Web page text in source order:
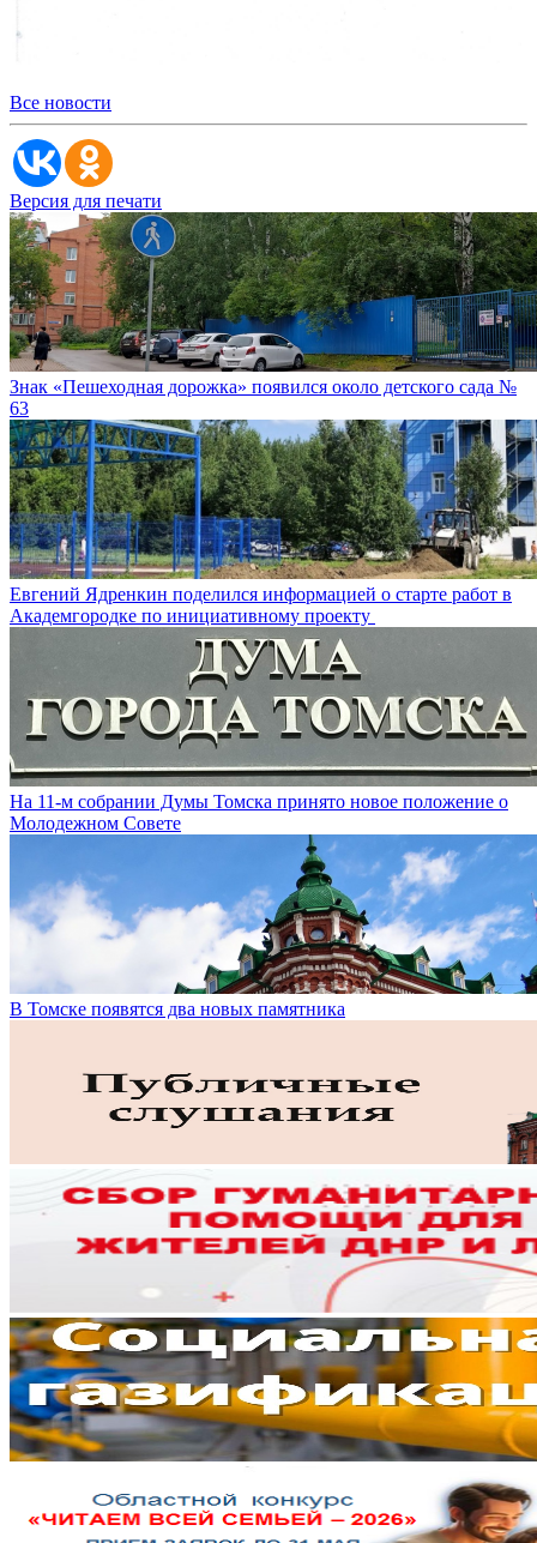
Все новости
Версия для печати
Знак «Пешеходная дорожка» появился около детского сада №
63
Евгений Ядренкин поделился информацией о старте работ в
Академгородке по инициативному проекту
На 11-м собрании Думы Томска принято новое положение о
Молодежном Совете
В Томске появятся два новых памятника